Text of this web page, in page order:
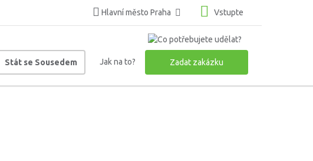
Hlavní město Praha Vstupte
Stát se Sousedem Jak na to? Zadat zakázku